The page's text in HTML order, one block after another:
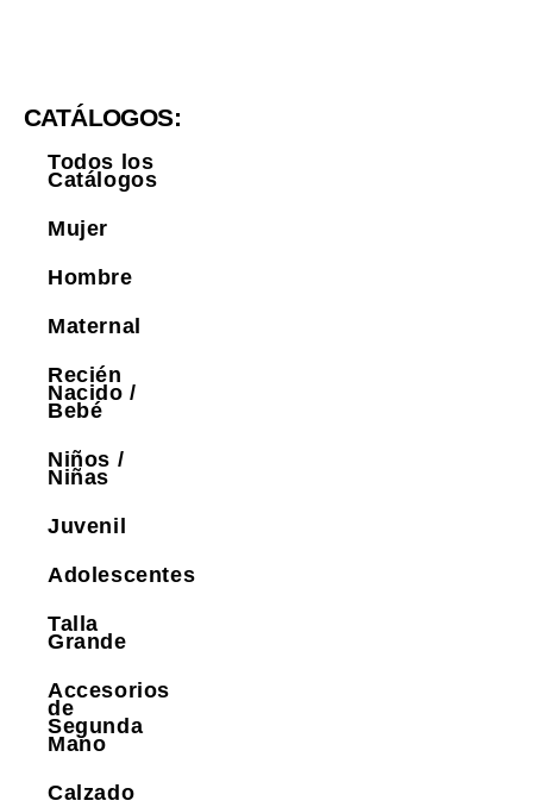
CATÁLOGOS:
Todos los
Catálogos
Mujer
Hombre
Maternal
Recién
Nacido /
Bebé
Niños /
Niñas
Juvenil
Adolescentes
Talla
Grande
Accesorios
de
Segunda
Mano
Calzado